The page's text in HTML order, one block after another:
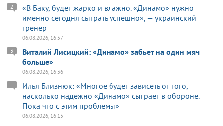
«В Баку, будет жарко и влажно. «Динамо» нужно
именно сегодня сыграть успешно», — украинский
тренер
2
06.08.2026, 16:57
Виталий Лисицкий: «Динамо» забьет на один мяч
больше»
3
06.08.2026, 16:36
Илья Близнюк: «Многое будет зависеть от того,
насколько надежно «Динамо» сыграет в обороне.
Пока что с этим проблемы»
06.08.2026, 16:15